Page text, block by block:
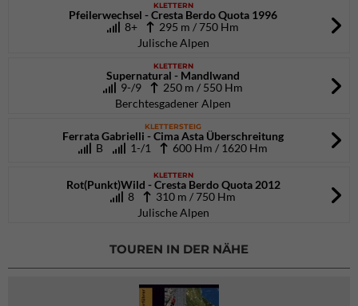
KLETTERN
Pfeilerwechsel - Cresta Berdo Quota 1996
8+
295 m / 750 Hm
Julische Alpen
KLETTERN
Supernatural - Mandlwand
9-/9
250 m / 550 Hm
Berchtesgadener Alpen
KLETTERSTEIG
Ferrata Gabrielli - Cima Asta Überschreitung
B
1-/1 600 Hm / 1620 Hm
KLETTERN
Rot(Punkt)Wild - Cresta Berdo Quota 2012
8
310 m / 750 Hm
Julische Alpen
TOUREN IN DER NÄHE